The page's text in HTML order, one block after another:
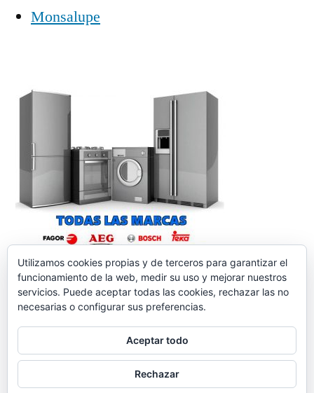
Monsalupe
reparacionelectrodomesticos.org,Funciona gracias a
Contacto Aviso legal
Utilizamos cookies propias y de terceros para garantizar el
funcionamiento de la web, medir su uso y mejorar nuestros
servicios. Puede aceptar todas las cookies, rechazar las no
necesarias o configurar sus preferencias.
Aceptar todo
Rechazar